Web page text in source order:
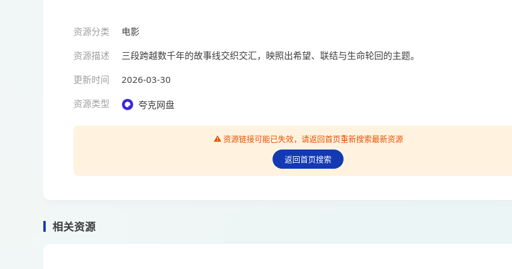
资源分类
电影
资源描述
三段跨越数千年的故事线交织交汇，映照出希望、联结与生命轮回的主题。
更新时间
2026-03-30
资源类型
夸克网盘
⚠️ 资源链接可能已失效，请返回首页重新搜索最新资源
返回首页搜索
相关资源